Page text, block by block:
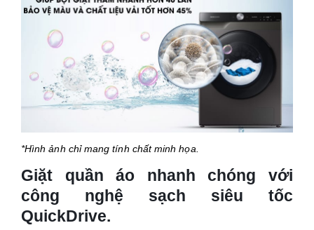
*Hình ảnh chỉ mang tính chất minh họa.
Giặt quần áo nhanh chóng với
công nghệ sạch siêu tốc
QuickDrive.